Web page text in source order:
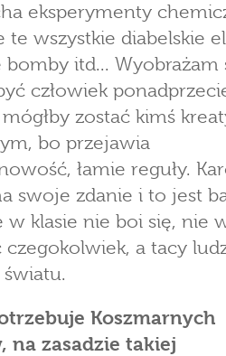
eksperymenty
te wszystkie diabelskie
bomby itd... Wyobrażam
człowiek
zostać kimś
bo przejawia
łamie reguły.
swoje zdanie i to jest
w klasie nie boi się, nie
czegokolwiek, a tacy
Koszmarnych
na zasadzie takiej